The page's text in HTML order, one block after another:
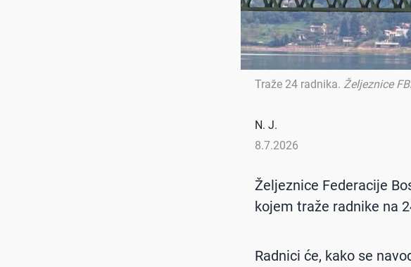
Traže 24 radnika. Željeznice
N. J.
8.7.2026
Željeznice Federacije
kojem traže radnike na
Radnici će, kako se